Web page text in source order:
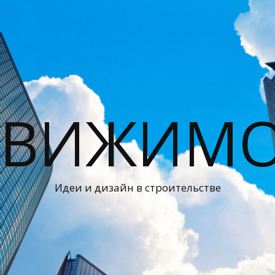
Идеи и дизайн в строительстве